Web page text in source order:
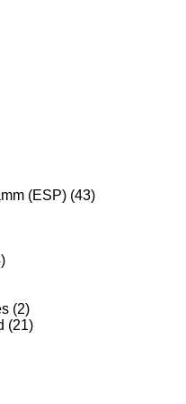
(ESP) (43)
(2)
(21)